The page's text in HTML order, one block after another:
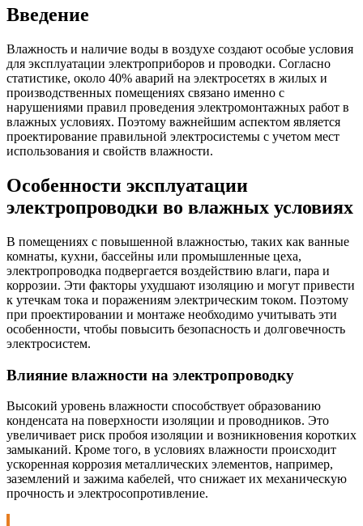
Введение
Влажность и наличие воды в воздухе создают особые условия
для эксплуатации электроприборов и проводки. Согласно
статистике, около 40% аварий на электросетях в жилых и
производственных помещениях связано именно с
нарушениями правил проведения электромонтажных работ в
влажных условиях. Поэтому важнейшим аспектом является
проектирование правильной электросистемы с учетом мест
использования и свойств влажности.
Особенности эксплуатации
электропроводки во влажных условиях
В помещениях с повышенной влажностью, таких как ванные
комнаты, кухни, бассейны или промышленные цеха,
электропроводка подвергается воздействию влаги, пара и
коррозии. Эти факторы ухудшают изоляцию и могут привести
к утечкам тока и поражениям электрическим током. Поэтому
при проектировании и монтаже необходимо учитывать эти
особенности, чтобы повысить безопасность и долговечность
электросистем.
Влияние влажности на электропроводку
Высокий уровень влажности способствует образованию
конденсата на поверхности изоляции и проводников. Это
увеличивает риск пробоя изоляции и возникновения коротких
замыканий. Кроме того, в условиях влажности происходит
ускоренная коррозия металлических элементов, например,
заземлений и зажима кабелей, что снижает их механическую
прочность и электросопротивление.